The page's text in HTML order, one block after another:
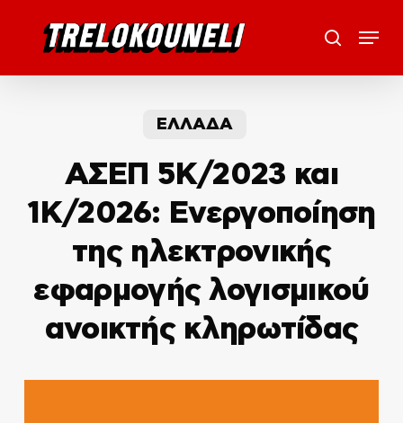
search
Menu
ΕΛΛΑΔΑ
ΑΣΕΠ 5Κ/2023 και
1Κ/2026: Ενεργοποίηση
της ηλεκτρονικής
εφαρμογής λογισμικού
ανοικτής κληρωτίδας